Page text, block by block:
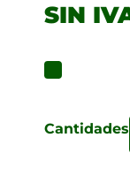
SIN
Cantidades